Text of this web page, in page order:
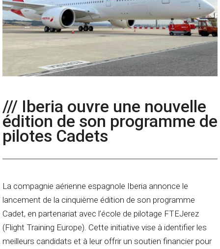
/// Iberia ouvre une nouvelle
édition de son programme de
pilotes Cadets
La compagnie aérienne espagnole Iberia annonce le
lancement de la cinquième édition de son programme
Cadet, en partenariat avec l’école de pilotage FTEJerez
(Flight Training Europe). Cette initiative vise à identifier les
meilleurs candidats et à leur offrir un soutien financier pour